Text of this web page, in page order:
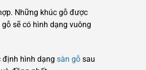
Những khúc gỗ được
sẽ có hình dạng vuông
định hình dạng sàn gỗ sau